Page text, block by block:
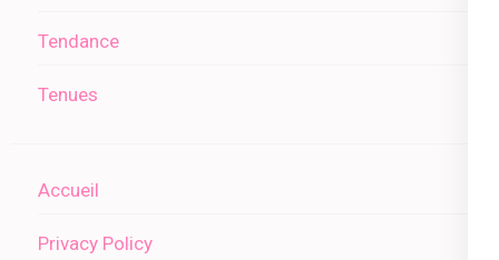
Tendance
Tenues
Accueil
Privacy Policy